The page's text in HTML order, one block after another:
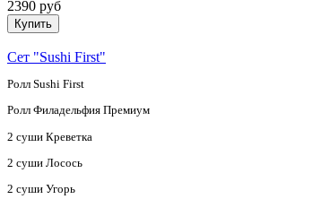
2390 руб
Купить
Сет "Sushi First"
Ролл Sushi First
Ролл Филадельфия Премиум
2 суши Креветка
2 суши Лосось
2 суши Угорь